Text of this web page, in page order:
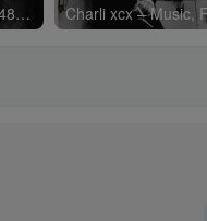
Ariana Grande – petalⒺ【48kHz／24bit】英国区